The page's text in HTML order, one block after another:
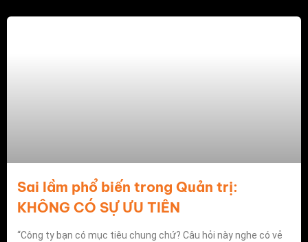
Sai lầm phổ biến trong Quản trị:
KHÔNG CÓ SỰ ƯU TIÊN
“Công ty bạn có mục tiêu chung chứ? Câu hỏi này nghe có vẻ